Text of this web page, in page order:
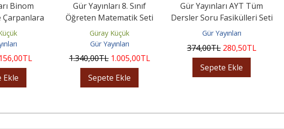
Binom
Çarpanlara
156,00TL
Ekle
Gür Yayınları 8. Sınıf
Öğreten Matematik Seti
Güray Küçük
Gür Yayınları
1.340,00TL 1.005,00TL
Sepete Ekle
Gür Yayınları AYT Tüm
Dersler Soru Fasikülleri Seti
Gür Yayınları
374,00TL 280,50TL
Sepete Ekle